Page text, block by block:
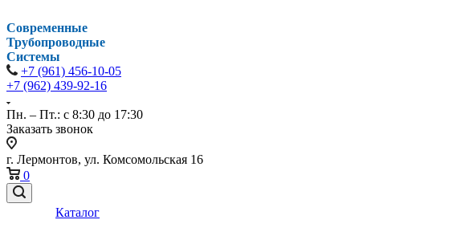
Современные
Трубопроводные
Системы
+7 (961) 456-10-05
+7 (962) 439-92-16
Пн. – Пт.: с 8:30 до 17:30
Заказать звонок
г. Лермонтов, ул. Комсомольская 16
0
Каталог